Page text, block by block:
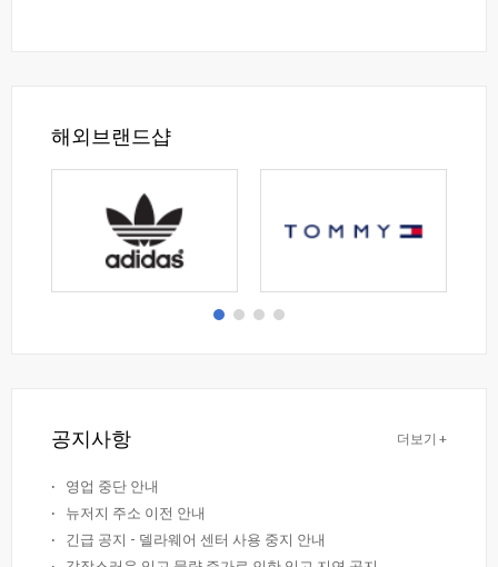
해외브랜드샵
공지사항 더보기+
· 영업중단안내
· 뉴저지주소이전안내
· 긴급공지-델라웨어센터사용중지안내